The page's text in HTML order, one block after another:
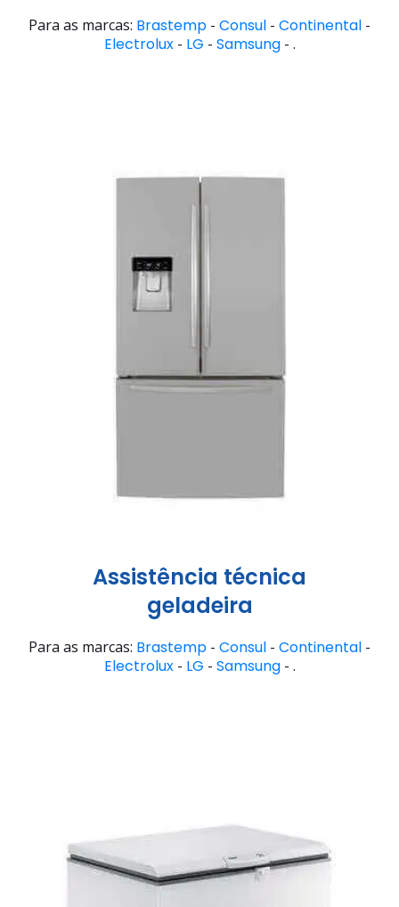
Para as marcas: Brastemp - Consul - Continental -
Electrolux- LG - Samsung- .
Assistência técnica
geladeira
Para as marcas: Brastemp - Consul - Continental -
Electrolux- LG - Samsung- .